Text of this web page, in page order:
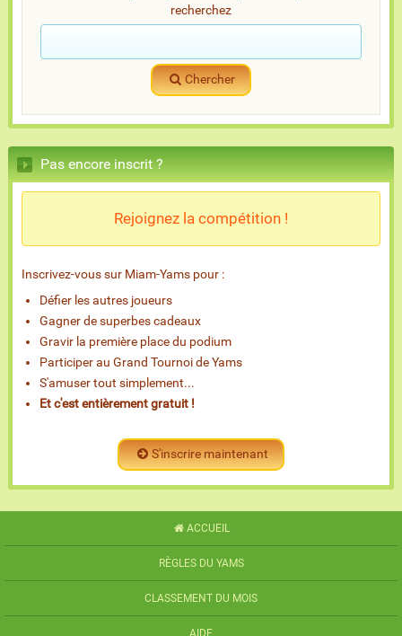
recherchez
Chercher
Pas encore inscrit ?
Rejoignez la compétition !
Inscrivez-vous sur Miam-Yams pour :
Défier les autres joueurs
Gagner de superbes cadeaux
Gravir la première place du podium
Participer au Grand Tournoi de Yams
S'amuser tout simplement...
Et c'est entièrement gratuit !
S'inscrire maintenant
ACCUEIL
RÈGLES DU YAMS
CLASSEMENT DU MOIS
AIDE